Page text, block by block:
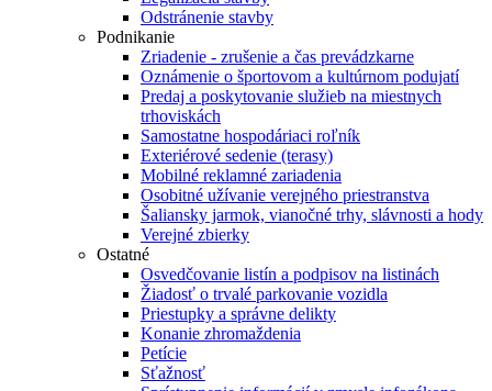
Odstránenie stavby
Podnikanie
Zriadenie - zrušenie a čas prevádzkarne
Oznámenie o športovom a kultúrnom podujatí
Predaj a poskytovanie služieb na miestnych
trhoviskách
Samostatne hospodáriaci roľník
Exteriérové sedenie (terasy)
Mobilné reklamné zariadenia
Osobitné užívanie verejného priestranstva
Šaliansky jarmok, vianočné trhy, slávnosti a hody
Verejné zbierky
Ostatné
Osvedčovanie listín a podpisov na listinách
Žiadosť o trvalé parkovanie vozidla
Priestupky a správne delikty
Konanie zhromaždenia
Petície
Sťažnosť